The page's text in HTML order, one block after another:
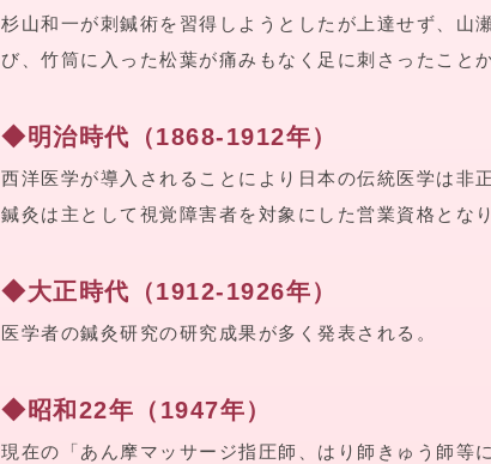
杉山和一が刺鍼術を習得しようとしたが上達せず、山
び、竹筒に入った松葉が痛みもなく足に刺さったこと
◆明治時代（1868-1912年）
西洋医学が導入されることにより日本の伝統医学は非
鍼灸は主として視覚障害者を対象にした営業資格とな
◆大正時代（1912-1926年）
医学者の鍼灸研究の研究成果が多く発表される。
◆昭和22年（1947年）
現在の「あん摩マッサージ指圧師、はり師きゅう師等